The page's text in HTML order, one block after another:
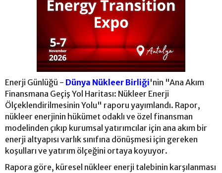
Enerji Günlüğü - Dünya Nükleer Birliği'nin "Ana Akım
Finansmana Geçiş Yol Haritası: Nükleer Enerji
Ölçeklendirilmesinin Yolu" raporu yayımlandı. Rapor,
nükleer enerjinin hükümet odaklı ve özel finansman
modelinden çıkıp kurumsal yatırımcılar için ana akım bir
enerji altyapısı varlık sınıfına dönüşmesi için gereken
koşulları ve yatırım ölçeğini ortaya koyuyor.
Rapora göre, küresel nükleer enerji talebinin karşılanması